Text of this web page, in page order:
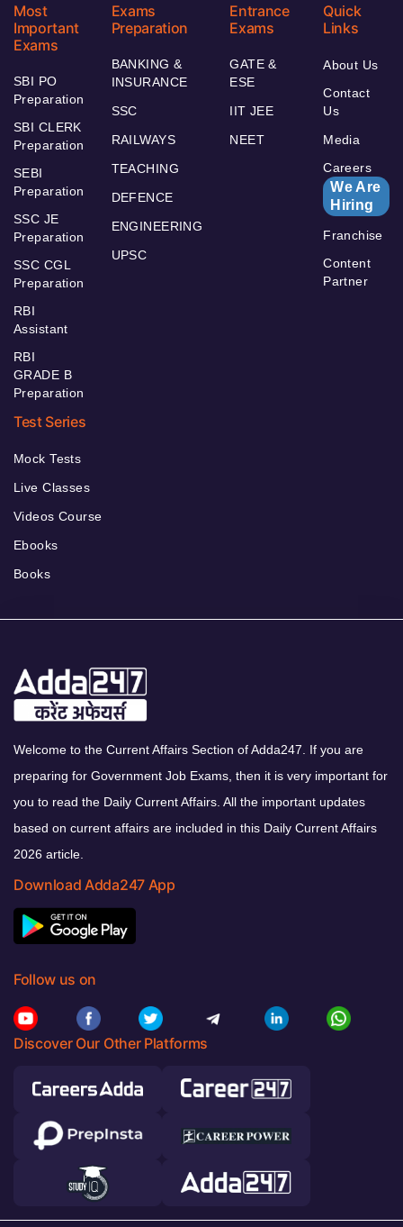
Most
Important
Exams
SBI PO
Preparation
SBI CLERK
Preparation
SEBI
Preparation
SSC JE
Preparation
SSC CGL
Preparation
RBI
Assistant
RBI
GRADE B
Preparation
Exams
Preparation
BANKING &
INSURANCE
SSC
RAILWAYS
TEACHING
DEFENCE
ENGINEERING
UPSC
Entrance
Exams
GATE &
ESE
IIT JEE
NEET
Quick
Links
About Us
Contact
Us
Media
Careers
We Are
Hiring
Franchise
Content
Partner
Test Series
Mock Tests
Live Classes
Videos Course
Ebooks
Books
Welcome to the Current Affairs Section of Adda247. If you are
preparing for Government Job Exams, then it is very important for
you to read the Daily Current Affairs. All the important updates
based on current affairs are included in this Daily Current Affairs
2026 article.
Download Adda247 App
Follow us on
Discover Our Other Platforms